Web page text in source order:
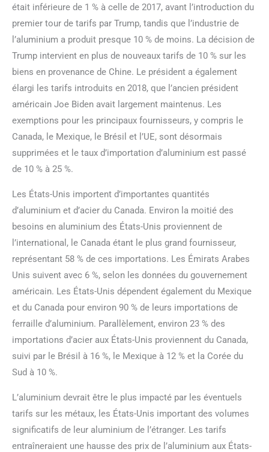
était inférieure de 1 % à celle de 2017, avant l’introduction du
premier tour de tarifs par Trump, tandis que l’industrie de
l’aluminium a produit presque 10 % de moins. La décision de
Trump intervient en plus de nouveaux tarifs de 10 % sur les
biens en provenance de Chine. Le président a également
élargi les tarifs introduits en 2018, que l’ancien président
américain Joe Biden avait largement maintenus. Les
exemptions pour les principaux fournisseurs, y compris le
Canada, le Mexique, le Brésil et l’UE, sont désormais
supprimées et le taux d’importation d’aluminium est passé
de 10 % à 25 %.
Les États-Unis importent d’importantes quantités
d’aluminium et d’acier du Canada. Environ la moitié des
besoins en aluminium des États-Unis proviennent de
l’international, le Canada étant le plus grand fournisseur,
représentant 58 % de ces importations. Les Émirats Arabes
Unis suivent avec 6 %, selon les données du gouvernement
américain. Les États-Unis dépendent également du Mexique
et du Canada pour environ 90 % de leurs importations de
ferraille d’aluminium. Parallèlement, environ 23 % des
importations d’acier aux États-Unis proviennent du Canada,
suivi par le Brésil à 16 %, le Mexique à 12 % et la Corée du
Sud à 10 %.
L’aluminium devrait être le plus impacté par les éventuels
tarifs sur les métaux, les États-Unis important des volumes
significatifs de leur aluminium de l’étranger. Les tarifs
entraîneraient une hausse des prix de l’aluminium aux États-